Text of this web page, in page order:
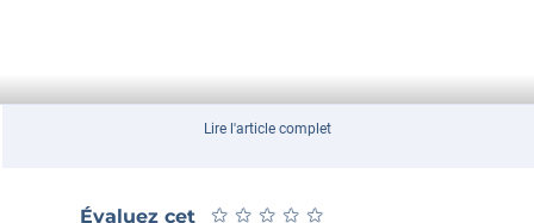
Lire l'article complet
Évaluez cet
★ ★ ★ ★ ★
★ ★ ★ ★ ★